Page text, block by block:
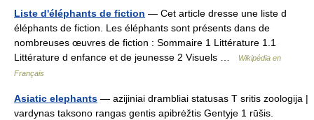
Liste d'éléphants de fiction — Cet article dresse une liste d
éléphants de fiction. Les éléphants sont présents dans de
nombreuses œuvres de fiction : Sommaire 1 Littérature 1.1
Littérature d enfance et de jeunesse 2 Visuels …
Wikipédia en
Français
Asiatic elephants — azijiniai drambliai statusas T sritis zoologija |
vardynas taksono rangas gentis apibrėžtis Gentyje 1 rūšis.